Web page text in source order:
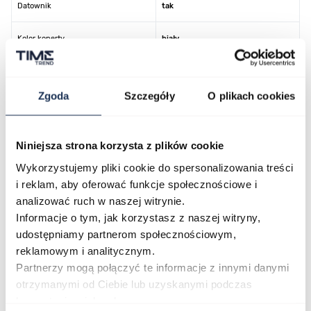
Zgoda Szczegóły O plikach cookies
Niniejsza strona korzysta z plików cookie
Wykorzystujemy pliki cookie do spersonalizowania treści
i reklam, aby oferować funkcje społecznościowe i
analizować ruch w naszej witrynie.
Informacje o tym, jak korzystasz z naszej witryny,
udostępniamy partnerom społecznościowym,
reklamowym i analitycznym.
Partnerzy mogą połączyć te informacje z innymi danymi
otrzymanymi od Ciebie lub uzyskanymi podczas
Datownik tak
Kolor koperty biały
Kolor paska/bransolety biały
O marce
Opinie
Zapytaj o produkt